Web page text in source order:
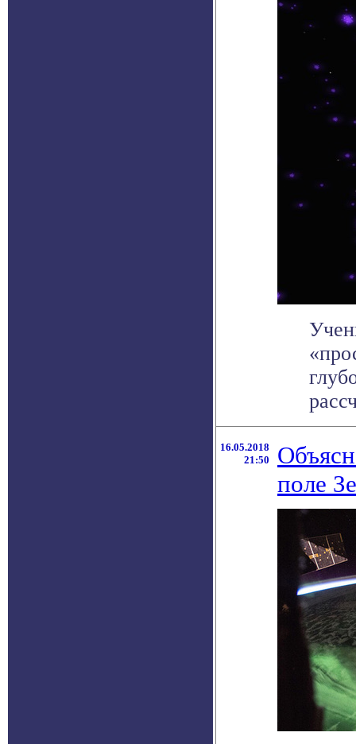
16.05.2018
21:50
поле